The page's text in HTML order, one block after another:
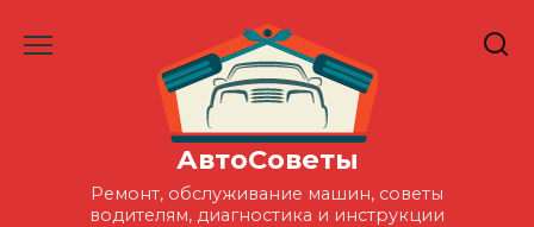
АвтоСоветы
Ремонт, обслуживание машин, советы
водителям, диагностика и инструкции